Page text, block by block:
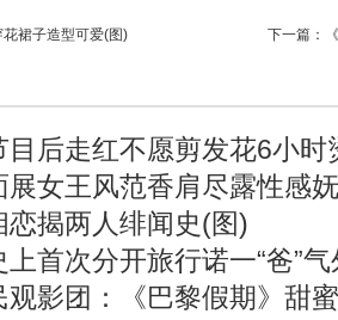
裙子造型可爱(图) 下一篇：
后走红不愿剪发花6小时
女王风范香肩尽露性感
揭两人绯闻史(图)
首次分开旅行诺一“爸”
观影团：《巴黎假期》甜